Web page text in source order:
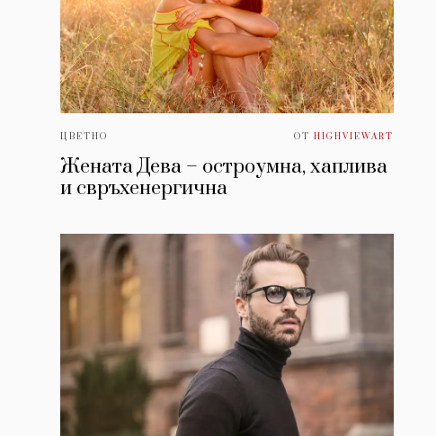
ЦВЕТНО ОТHIGHVIEWART
Жената Дева – остроумна, хаплива
и свръхенергична